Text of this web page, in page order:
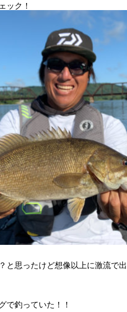
ック！
と思ったけど想像以上に激流で出
で釣っていた！！